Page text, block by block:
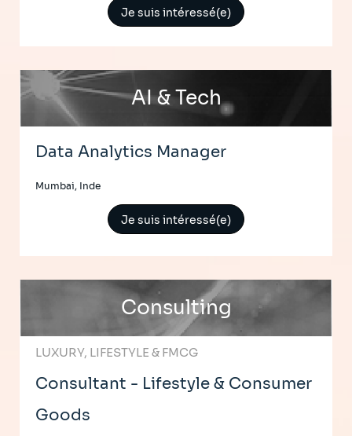
Je suis intéressé(e)
AI & Tech
Data Analytics Manager
Mumbai, Inde
Je suis intéressé(e)
Consulting
LUXURY, LIFESTYLE & FMCG
Consultant - Lifestyle & Consumer
Goods